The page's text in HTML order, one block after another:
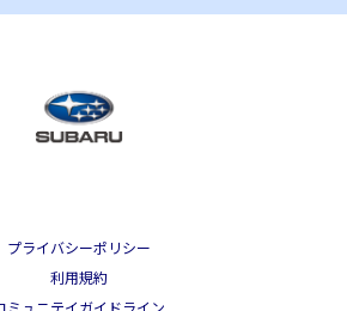
プライバシーポリシー
利用規約